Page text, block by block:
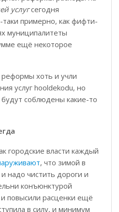
услугсегодня
примерно, как фифти-
муниципалитеты
ещё некоторое
хоть и учли
услуг hooldekodu, но
соблюдены какие-то
городские власти каждый
, что зимой в
надо чистить дороги и
конъюнктурой
повысили расценки ещё
в силу, и минимум